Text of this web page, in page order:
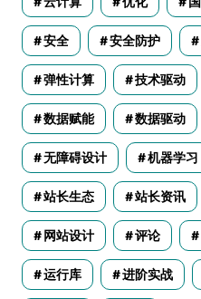
安全 安全防护
弹性计算 技术驱动
数据赋能 数据驱动
无障碍设计 机器学习
站长生态 站长资讯
网站设计 评论
运行库 进阶实战